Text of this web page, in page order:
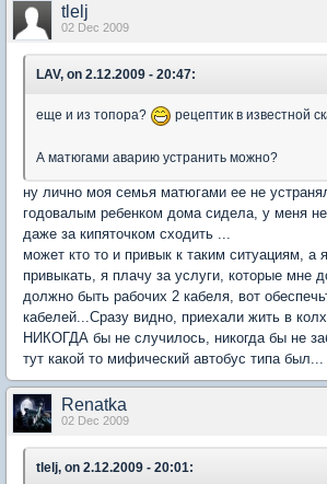
tlelj
02 Dec 2009
LAV, on 2.12.2009 - 20:47:
еще и из топора? рецептик в известной
А матюгами аварию устранить можно?
ну лично моя семья матюгами ее не
годовалым ребенком дома сидела, у меня
даже за кипяточком сходить ...
может кто то и привык к таким ситуациям, а
привыкать, я плачу за услуги, которые мне
должно быть рабочих 2 кабеля, вот
кабелей...Сразу видно, приехали жить в
НИКОГДА бы не случилось, никогда бы не
тут какой то мифический автобус типа был...
Renatka
02 Dec 2009
tlelj, on 2.12.2009 - 20:01: